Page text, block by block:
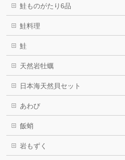
鮭ものがたり6品
鮭料理
鮭
天然岩牡蠣
日本海天然貝セット
あわび
飯蛸
岩もずく